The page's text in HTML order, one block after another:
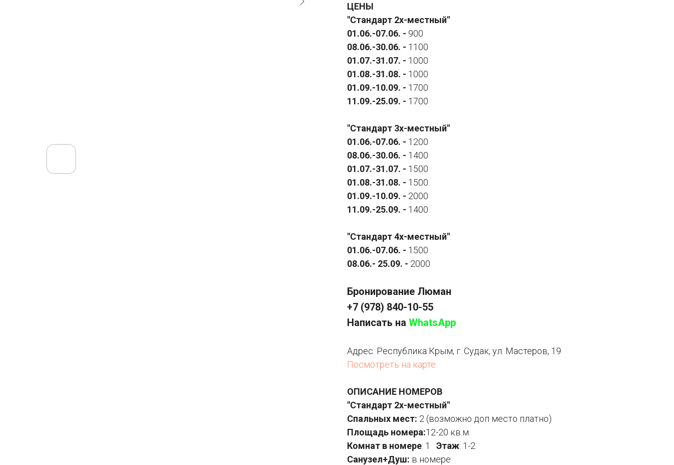
ЦЕНЫ
"Стандарт 2х-местный"
01.06.-07.06. - 900
08.06.-30.06. - 1100
01.07.-31.07. - 1000
01.08.-31.08. - 1000
01.09.-10.09. - 1700
11.09.-25.09. - 1700
"Стандарт 3х-местный"
01.06.-07.06. - 1200
08.06.-30.06. - 1400
01.07.-31.07. - 1500
01.08.-31.08. - 1500
01.09.-10.09. - 2000
11.09.-25.09. - 1400
"Стандарт 4х-местный"
01.06.-07.06. - 1500
08.06.- 25.09. - 2000
Бронирование Люман
+7 (978) 840-10-55
Написать на WhatsApp
Адрес: Республика Крым, г. Судак, ул. Мастеров, 19
Посмотреть на карте
ОПИСАНИЕ НОМЕРОВ
"Стандарт 2х-местный"
Спальных мест: 2 (возможно доп место платно)
Площадь номера:12-20 кв.м.
Комнат в номере: 1 Этаж: 1-2
Санузел+Душ: в номере